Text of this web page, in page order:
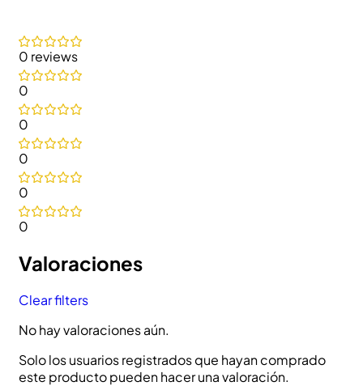
0 reviews
0
0
0
0
0
Valoraciones
Clear filters
No hay valoraciones aún.
Solo los usuarios registrados que hayan comprado
este producto pueden hacer una valoración.